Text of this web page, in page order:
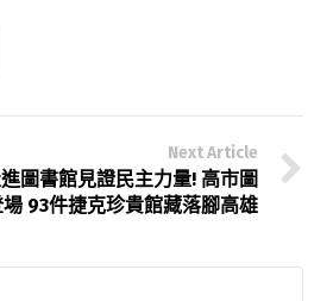
Next Article
圖書館見證民主力量! 高市圖
場 93件捷克珍貴館藏落腳高雄